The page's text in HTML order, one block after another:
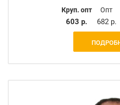
Круп. опт
603 р.
Опт
682 р.